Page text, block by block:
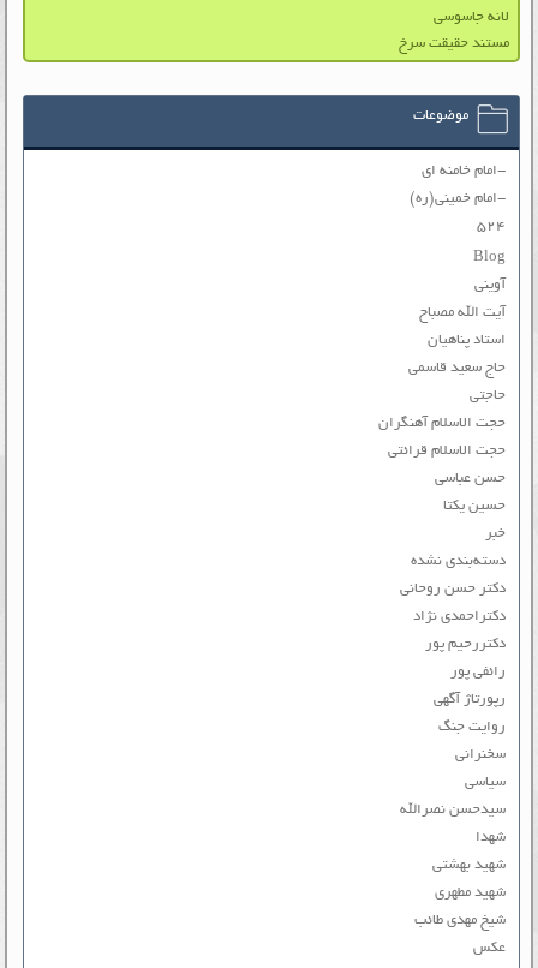
لانه جاسوسی
مستند حقیقت سرخ
موضوعات
-امام خامنه ای
-امام خمینی(ره)
۵۲۴
Blog
آوینی
آیت الله مصباح
استاد پناهیان
حاج سعید قاسمی
حاجتی
حجت الاسلام آهنگران
حجت الاسلام قرائتی
حسن عباسی
حسین یکتا
خبر
دسته‌بندی نشده
دکتر حسن روحانی
دکتراحمدی نژاد
دکتررحیم پور
رائفی پور
رپورتاژ آگهی
روایت جنگ
سخنرانی
سیاسی
سیدحسن نصرالله
شهدا
شهید بهشتی
شهید مطهری
شیخ مهدی طائب
عکس